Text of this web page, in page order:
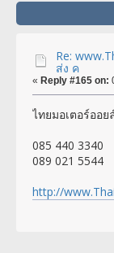
Re:
ส่ง ค
« Reply #165 on:
ไทยมอเตอร์ออย
085 440 3340
089 021 5544
http://